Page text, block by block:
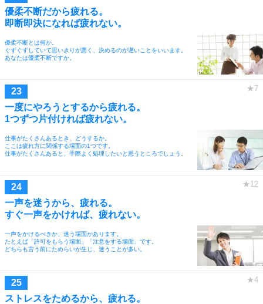
優柔不断だから疲れる。
即断即決になれば疲れない。
優柔不断とは何か。
ぐずぐずしていて思いきりが悪く、決めるのが遅いことをいいます。
あなたは優柔不断ですか。
一度にやろうとするから疲れる。
1つずつ片付ければ疲れない。
仕事がたくさんあるとき、どうするか。
ここは疲れ方に関係する場面の1つです。
仕事がたくさんあると、手際よく処理したいと思うところでしょう。
一声を迷うから、疲れる。
すぐ一声をかければ、疲れない。
一声をかけるべきか、迷う場面があります。
たとえば「許可をもらう場面」「注意をする場面」です。
どちらも言う前にためらいが生じ、迷うことが多い。
ストレスをためるから、疲れる。